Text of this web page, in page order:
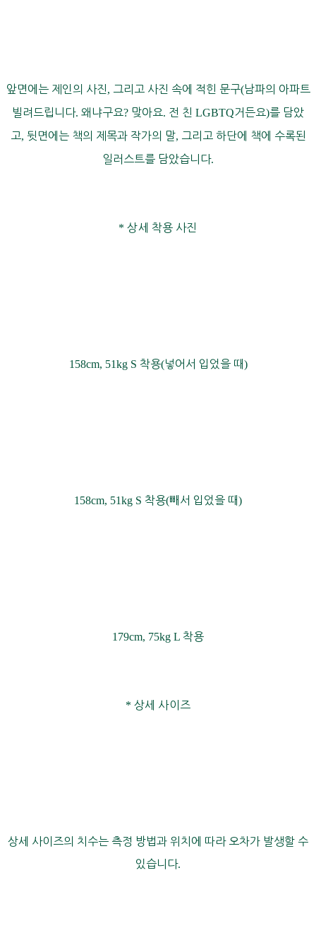
앞면에는 제인의 사진, 그리고 사진 속에 적힌 문구(남파의 아파트
빌려드립니다. 왜냐구요? 맞아요. 전 친 LGBTQ거든요)를 담았
고, 뒷면에는 책의 제목과 작가의 말, 그리고 하단에 책에 수록된
일러스트를 담았습니다.
*상세 착용 사진
158cm, 51kg S 착용(넣어서 입었을 때)
158cm, 51kg S 착용(빼서 입었을 때)
179cm, 75kg L 착용
*상세 사이즈
상세 사이즈의 치수는 측정 방법과 위치에 따라 오차가 발생할 수
있습니다.